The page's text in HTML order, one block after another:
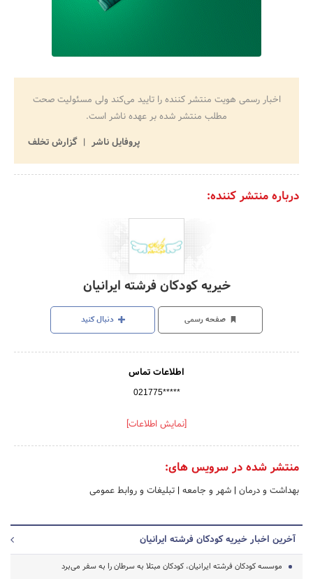
اخبار رسمی هویت منتشر کننده را تایید می‌کند ولی مسئولیت صحت
مطلب منتشر شده بر عهده ناشر است.
پروفایل ناشر
گزارش تخلف
درباره منتشر کننده:
خیریه کودکان فرشته ایرانیان
صفحه رسمی دنبال کنید
اطلاعات تماس
021775*****
[نمایش اطلاعات]
منتشر شده در سرویس های:
بهداشت و درمان | شهر و جامعه | تبلیغات و روابط عمومی
آخرین اخبار خیریه کودکان فرشته ایرانیان
موسسه کودکان فرشته ایرانیان، کودکان مبتلا به سرطان را به سفر می‌برد